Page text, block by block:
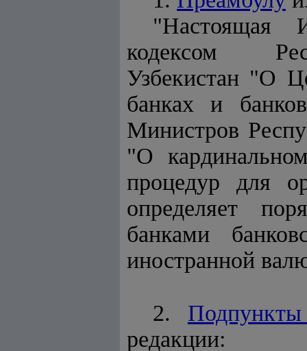
"Настоящая
кодексом
Узбекистан "О
банках и
Министров
"О
процедур для
определяет
банками
иностранной
2.
редакции: